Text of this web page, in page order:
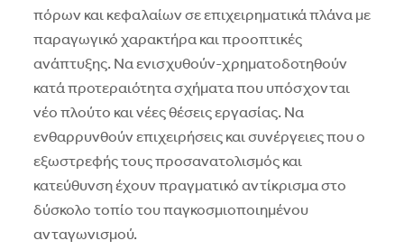
πόρων και κεφαλαίων σε επιχειρηματικά πλάνα με
παραγωγικό χαρακτήρα και προοπτικές
ανάπτυξης. Να ενισχυθούν-χρηματοδοτηθούν
κατά προτεραιότητα σχήματα που υπόσχονται
νέο πλούτο και νέες θέσεις εργασίας. Να
ενθαρρυνθούν επιχειρήσεις και συνέργειες που ο
εξωστρεφής τους προσανατολισμός και
κατεύθυνση έχουν πραγματικό αντίκρισμα στο
δύσκολο τοπίο του παγκοσμιοποιημένου
ανταγωνισμού.